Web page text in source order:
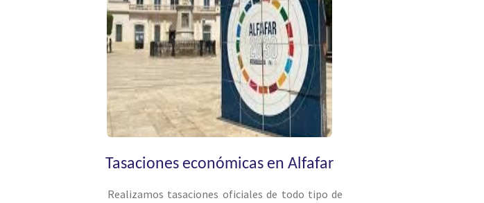
Tasaciones económicas en Alfafar
Realizamos tasaciones oficiales de todo tipo de